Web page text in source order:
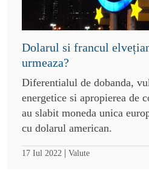
Dolarul si francul
urmeaza?
Diferentialul de dobanda,
energetice si apropierea de
au slabit moneda unica
cu dolarul american.
17 Iul 2022 | Valute